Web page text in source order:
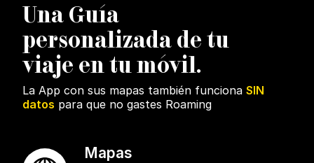
Una Guía
personalizada de tu
viaje en tu móvil.
La App con sus mapas también funciona SIN
datos para que no gastes Roaming
Mapas